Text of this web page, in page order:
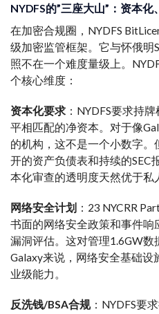
NYDFS的”三座大山”：资本
在加密合规圈，NYDFS
级加密监管框架。它与怀俄明
照不在一个难度量级上。
个核心维度：
资本化要求 ：NYDFS要求持
平相匹配的净资本。对于像
的机构，这不是一个小数字。
开的资产负债表和持续的
本化审查的透明度天然优于私
网络安全计划 ：23 NYCRR
书面的网络安全政策和事件
漏洞评估。这对管理1.6GW
Galaxy来说，网络安全基础
业级能力。
反洗钱/BSA合规：NYDFS要